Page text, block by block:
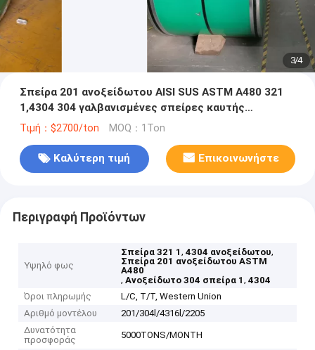
3/4
Σπείρα 201 ανοξείδωτου AISI SUS ASTM A480 321
1,4304 304 γαλβανισμένες σπείρες καυτής
εμβύθισης
Τιμή：$2700/ton MOQ：1Ton
Καλύτερη τιμή Επικοινωνήστε
Περιγραφή Προϊόντων
Υψηλό φως
Σπείρα 321 1,4304 ανοξείδωτου,
Σπείρα 201 ανοξείδωτου ASTM
A480
,Ανοξείδωτο 304 σπείρα 1,4304
Όροι πληρωμής
L/C, T/T, Western Union
Αριθμό μοντέλου
201/304l/4316l/2205
Δυνατότητα
προσφοράς
5000TONS/MONTH